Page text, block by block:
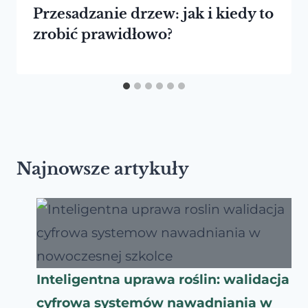
Przesadzanie drzew: jak i kiedy to
zrobić prawidłowo?
Najnowsze artykuły
Inteligentna uprawa roślin: walidacja
cyfrowa systemów nawadniania w